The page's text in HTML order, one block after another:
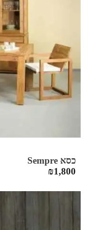
כסא Sempre
₪1,800